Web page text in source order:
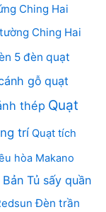
Ching Hai
Ching Hai
5 đèn quạt
gỗ quạt
thép Quạt
trí Quạt tích
hòa Makano
Tủ sấy quần
Đèn trần